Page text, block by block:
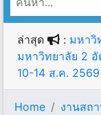
ล่าสุด : มหาวิ
มหาวิทยาลัย 2 อั
10-14 ส.ค. 2569
Home
งานสถ